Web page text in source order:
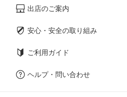
出店のご案内
安心・安全の取り組み
ご利用ガイド
ヘルプ・問い合わせ